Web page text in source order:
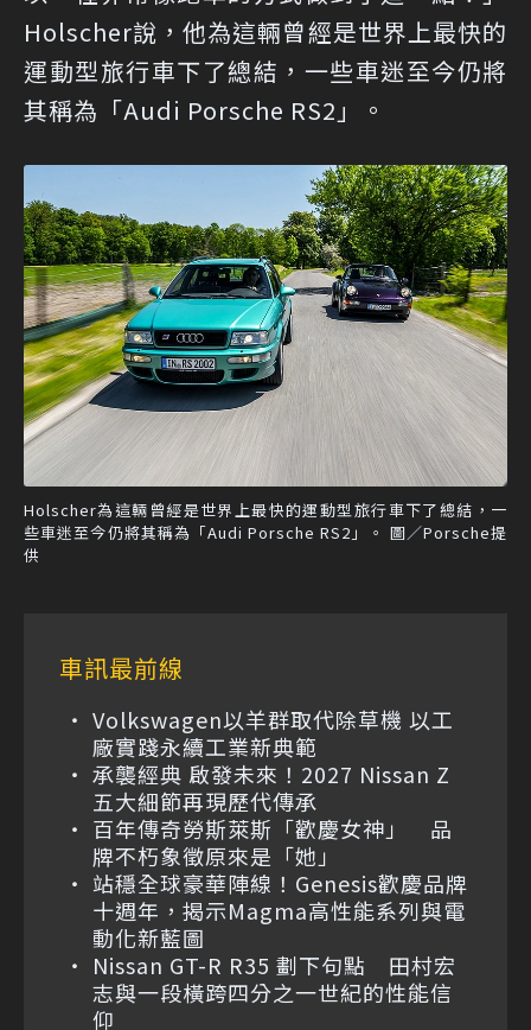
Holscher說，他為這輛曾經是世界上最快的
運動型旅行車下了總結，一些車迷至今仍將
其稱為「Audi Porsche RS2」。
Holscher為這輛曾經是世界上最快的運動型旅行車下了總結，一
些車迷至今仍將其稱為「Audi Porsche RS2」。 圖／Porsche提
供
車訊最前線
Volkswagen以羊群取代除草機 以工
廠實踐永續工業新典範
承襲經典 啟發未來！2027 Nissan Z
五大細節再現歷代傳承
百年傳奇勞斯萊斯「歡慶女神」 品
牌不朽象徵原來是「她」
站穩全球豪華陣線！Genesis歡慶品牌
十週年，揭示Magma高性能系列與電
動化新藍圖
Nissan GT-R R35 劃下句點 田村宏
志與一段橫跨四分之一世紀的性能信
仰